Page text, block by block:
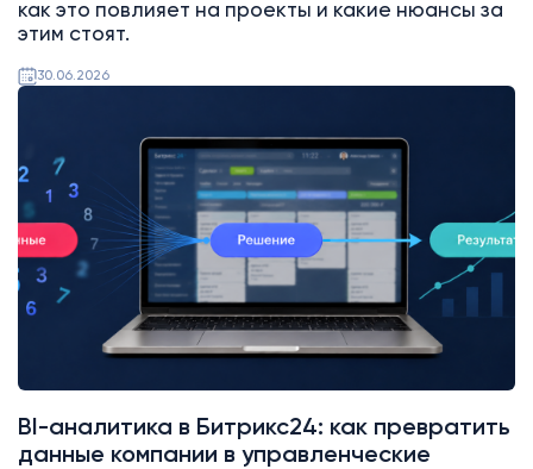
как это повлияет на проекты и какие нюансы за
этим стоят.
30.06.2026
BI-аналитика в Битрикс24: как превратить
данные компании в управленческие